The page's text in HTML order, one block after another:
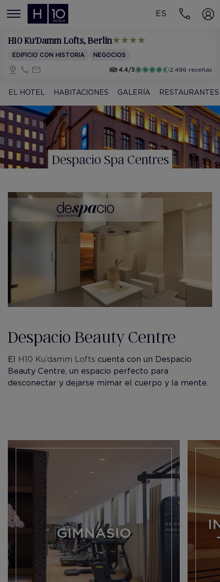
MENÚ
ES
H10 Ku'Damm Lofts, Berlín
EDIFICIO CON HISTORIA
NEGOCIOS
4.4/5
2.486 reseñas
EL HOTEL HABITACIONES GALERÍA RESTAURANTES
Despacio Spa Centres
Despacio Beauty Centre
El H10 Ku’damm Lofts cuenta con un Despacio
Beauty Centre, un espacio perfecto para
desconectar y dejarse mimar el cuerpo y la mente.
GIMNASIO